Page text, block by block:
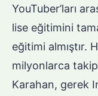
YouTuber’ları
lise eğitimini
eğitimi almıştır.
milyonlarca
Karahan, gerek